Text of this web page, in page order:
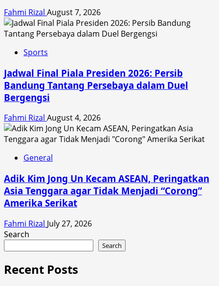
Fahmi Rizal August 7, 2026
Sports
Jadwal Final Piala Presiden 2026: Persib
Bandung Tantang Persebaya dalam Duel
Bergengsi
Fahmi Rizal August 4, 2026
General
Adik Kim Jong Un Kecam ASEAN, Peringatkan
Asia Tenggara agar Tidak Menjadi “Corong”
Amerika Serikat
Fahmi Rizal July 27, 2026
Search
Search
Recent Posts